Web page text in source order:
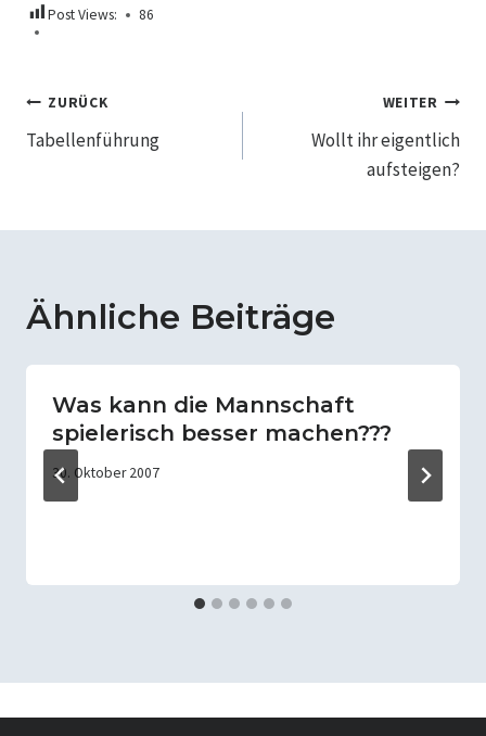
Post Views: 86
Beitragsnavigation
ZURÜCK
Tabellenführung
WEITER
Wollt ihr eigentlich
aufsteigen?
Ähnliche Beiträge
Was kann die Mannschaft
spielerisch besser machen???
30. Oktober 2007